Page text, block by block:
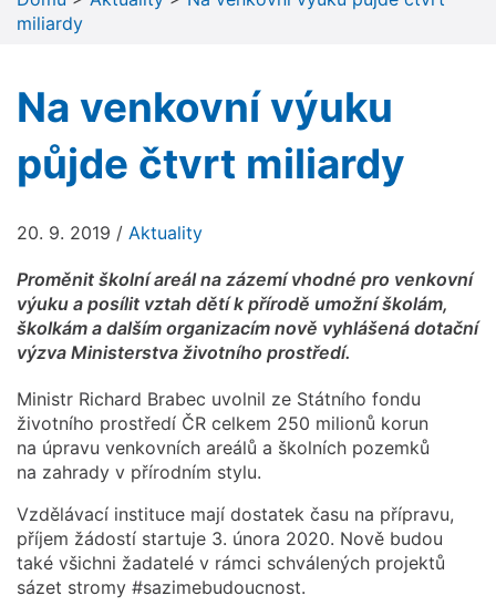
miliardy
Na venkovní výuku
půjde čtvrt miliardy
20. 9. 2019 / Aktuality
Proměnit školní areál na zázemí vhodné pro venkovní
výuku a posílit vztah dětí k přírodě umožní školám,
školkám a dalším organizacím nově vyhlášená dotační
výzva Ministerstva životního prostředí.
Ministr Richard Brabec uvolnil ze Státního fondu
životního prostředí ČR celkem 250 milionů korun
na úpravu venkovních areálů a školních pozemků
na zahrady v přírodním stylu.
Vzdělávací instituce mají dostatek času na přípravu,
příjem žádostí startuje 3. února 2020. Nově budou
také všichni žadatelé v rámci schválených projektů
sázet stromy #sazimebudoucnost.